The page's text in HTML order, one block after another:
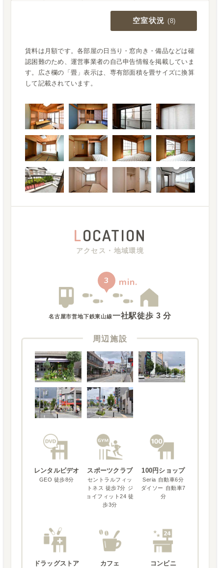
空室状況 (8)
賃料は月額です。各部屋の日当り・窓向き・備品などは確
認困難のため、運営事業者の自己申告情報を掲載していま
す。広さ欄の「畳」表示は、専有部面積を畳サイズに換算
して記載されています。
LOCATION
アクセス・地域環境
3 min.
名古屋市営地下鉄東山線一社駅徒歩 3 分
周辺施設
レンタルビデオ
GEO 徒歩8分
スポーツクラブ
セントラルフィッ
トネス 徒歩7分 ジ
ョイフィット24 徒
歩3分
100円ショップ
Seria 自動車6分
ダイソー 自動車7
分
ドラッグストア カフェ コンビニ